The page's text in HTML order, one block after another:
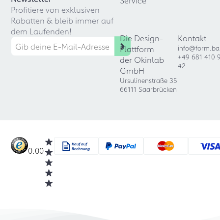
Profitiere von exklusiven
Rabatten & bleib immer auf
dem Laufenden!
Die Design-
Plattform
der Okinlab
GmbH
Ursulinenstraße 35
66111 Saarbrücken
Kontakt
+49 681 410
42
0.00